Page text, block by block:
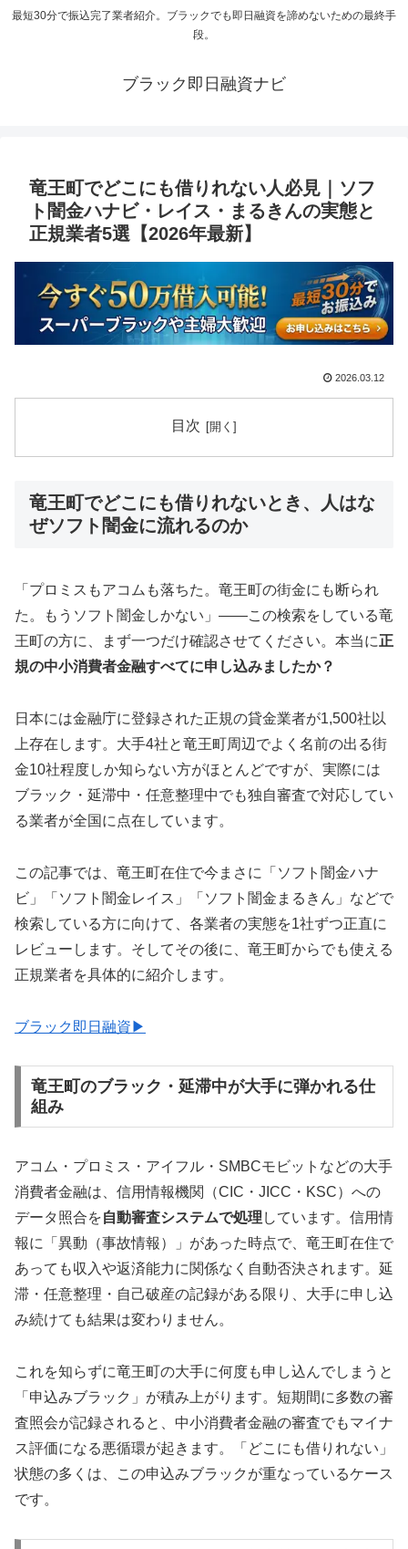
最短30分で振込完了業者紹介。ブラックでも即日融資を諦めないための最終手
段。
ブラック即日融資ナビ
竜王町でどこにも借りれない人必見｜ソフ
ト闇金ハナビ・レイス・まるきんの実態と
正規業者5選【2026年最新】
2026.03.12
目次
竜王町でどこにも借りれないとき、人はな
ぜソフト闇金に流れるのか
「プロミスもアコムも落ちた。竜王町の街金にも断られ
た。もうソフト闇金しかない」——この検索をしている竜
王町の方に、まず一つだけ確認させてください。本当に正
規の中小消費者金融すべてに申し込みましたか？
日本には金融庁に登録された正規の貸金業者が1,500社以
上存在します。大手4社と竜王町周辺でよく名前の出る街
金10社程度しか知らない方がほとんどですが、実際には
ブラック・延滞中・任意整理中でも独自審査で対応してい
る業者が全国に点在しています。
この記事では、竜王町在住で今まさに「ソフト闇金ハナ
ビ」「ソフト闇金レイス」「ソフト闇金まるきん」などで
検索している方に向けて、各業者の実態を1社ずつ正直に
レビューします。そしてその後に、竜王町からでも使える
正規業者を具体的に紹介します。
ブラック即日融資▶
竜王町のブラック・延滞中が大手に弾かれる仕
組み
アコム・プロミス・アイフル・SMBCモビットなどの大手
消費者金融は、信用情報機関（CIC・JICC・KSC）への
データ照合を自動審査システムで処理 しています。信用情
報に「異動（事故情報）」があった時点で、竜王町在住で
あっても収入や返済能力に関係なく自動否決されます。延
滞・任意整理・自己破産の記録がある限り、大手に申し込
み続けても結果は変わりません。
これを知らずに竜王町の大手に何度も申し込んでしまうと
「申込みブラック」が積み上がります。短期間に多数の審
査照会が記録されると、中小消費者金融の審査でもマイナ
ス評価になる悪循環が起きます。「どこにも借りれない」
状態の多くは、この申込みブラックが重なっているケース
です。